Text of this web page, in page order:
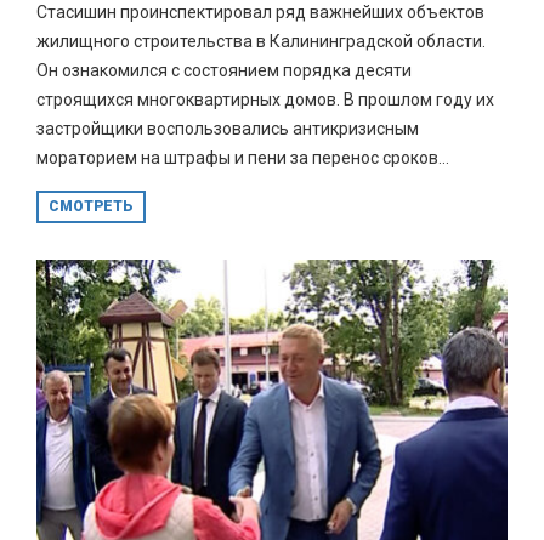
Стасишин проинспектировал ряд важнейших объектов
жилищного строительства в Калининградской области.
Он ознакомился с состоянием порядка десяти
строящихся многоквартирных домов. В прошлом году их
застройщики воспользовались антикризисным
мораторием на штрафы и пени за перенос сроков...
СМОТРЕТЬ